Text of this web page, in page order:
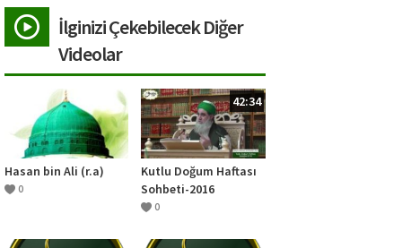
İlginizi Çekebilecek Diğer
Videolar
Hasan bin Ali (r.a)
0
42:34
Kutlu Doğum Haftası
Sohbeti-2016
0